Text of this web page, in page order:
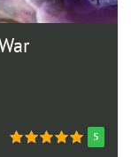
5